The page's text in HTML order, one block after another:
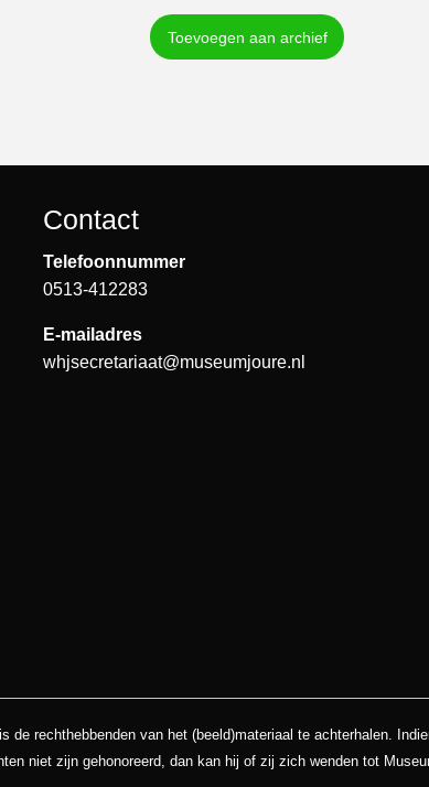
Toevoegen aan archief
Contact
Telefoonnummer
0513-412283
E-mailadres
whjsecretariaat@museumjoure.nl
de rechthebbenden van het (beeld)materiaal te achterhalen.
niet zijn gehonoreerd, dan kan hij of zij zich wenden tot